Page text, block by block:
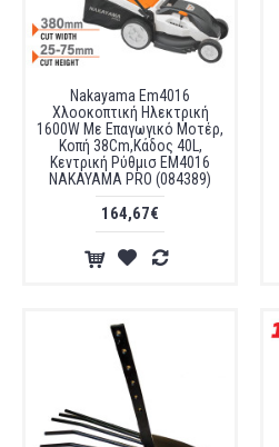
Nakayama Em4016
Χλοοκοπτική Ηλεκτρική
1600W Με Επαγωγικό Μοτέρ,
Κοπή 38Cm,Κάδος 40L,
Κεντρική Ρύθμισ EM4016
NAKAYAMA PRO (084389)
164,67€